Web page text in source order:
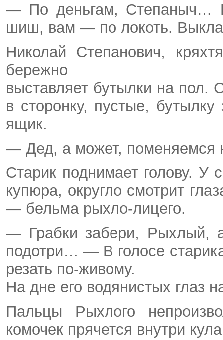
— По деньгам, Степаныч…
шиш, вам — по локоть.
Николай Степанович,
бережно
выставляет бутылки на пол.
в сторонку, пустые,
ящик.
— Дед, а может, поменяемся
Старик поднимает голову. У
купюра, округло смотрит
— бельма рыхло-лицего.
— Грабки забери, Рыхлый,
подотри… — В голосе
резать по-живому.
На дне его водянистых глаз
Пальцы Рыхлого
комочек прячется внутри